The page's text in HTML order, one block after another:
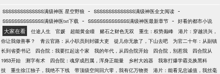
SSSSSSSSSSSSSS满级神医 星空野狼 - SSSSSSSSSSSSSS满级神医全文阅读 -
SSSSSSSSSSSSSS满级神医txt下载 - SSSSSSSSSSSSSS满级神医最新章节 - 好看的都市小说
大家在看 仕途人生 官媛 超能黄金瞳 赌石之财色无双 重生：权势巅峰
港片：穿越洪兴，
你让我做善事？
青云官路：从小职员到封疆大吏 徒儿你无敌了，下山去吧
为官二十年：从副镇
长到省委书记
四合院：我要扛起这个家 我的年代，从四合院开始 四合院，别惹我
四合院从
1953开始
测字有术 四合院：魂穿成烈属，浑身正能量 乡村大凶器
我靠打爆学霸兑换黑科
技
重生徐江独子，我绝不下线 带顶级空间回六零，我有亿万物资
港片：能看见忠诚值，我丝毫